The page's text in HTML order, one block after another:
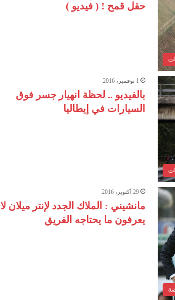
حقل قمح ! ( فيديو )
1 نوفمبر، 2016
بالفيديو .. لحظة انهيار جسر فوق
السيارات في إيطاليا
29 أكتوبر، 2016
مانشيني : الملاك الجدد لإنتر ميلان لا
يعرفون ما يحتاجه الفريق